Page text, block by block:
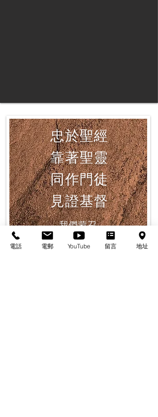
忠於聖經
靠著聖靈
同作門徒
見證基督
我們蒙召
敬拜獨一上帝，遵從聖經教導
建立屬靈群體，見證基督救恩
電話 電郵 YouTube 留言 地址